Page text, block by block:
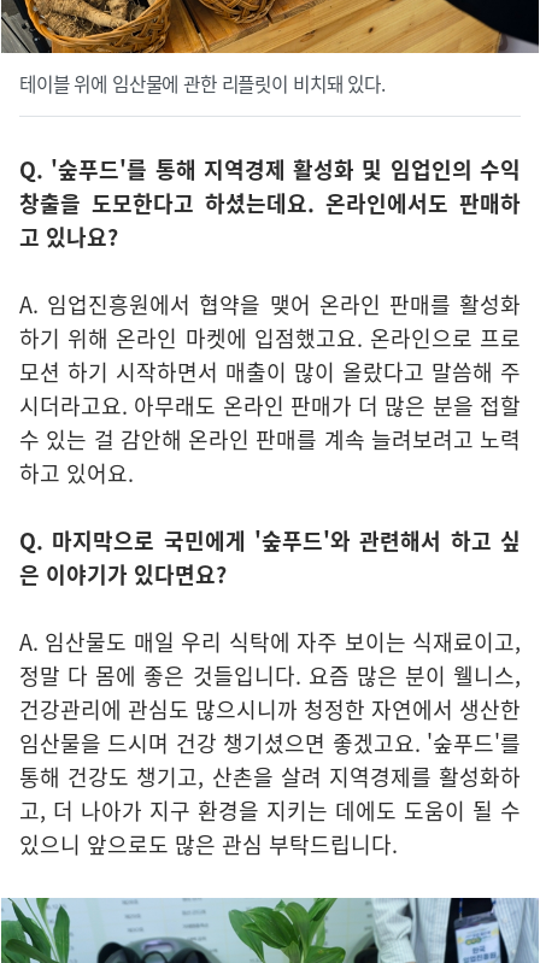
테이블 위에 임산물에 관한 리플릿이 비치돼 있다.
Q. '숲푸드'를 통해 지역경제 활성화 및 임업인의 수익
창출을 도모한다고 하셨는데요. 온라인에서도 판매하
고 있나요?
A. 임업진흥원에서 협약을 맺어 온라인 판매를 활성화
하기 위해 온라인 마켓에 입점했고요. 온라인으로 프로
모션 하기 시작하면서 매출이 많이 올랐다고 말씀해 주
시더라고요. 아무래도 온라인 판매가 더 많은 분을 접할
수 있는 걸 감안해 온라인 판매를 계속 늘려보려고 노력
하고 있어요.
Q. 마지막으로 국민에게 '숲푸드'와 관련해서 하고 싶
은 이야기가 있다면요?
A. 임산물도 매일 우리 식탁에 자주 보이는 식재료이고,
정말 다 몸에 좋은 것들입니다. 요즘 많은 분이 웰니스,
건강관리에 관심도 많으시니까 청정한 자연에서 생산한
임산물을 드시며 건강 챙기셨으면 좋겠고요. '숲푸드'를
통해 건강도 챙기고, 산촌을 살려 지역경제를 활성화하
고, 더 나아가 지구 환경을 지키는 데에도 도움이 될 수
있으니 앞으로도 많은 관심 부탁드립니다.